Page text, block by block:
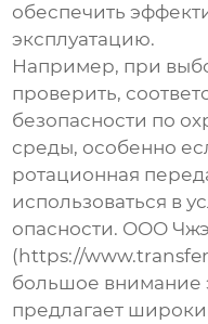
обеспечить
эксплуатацию.
Например, при
проверить,
безопасности по
среды, особенно
ротационная
использоваться в
опасности. ООО
( https://
большое внимание
предлагает